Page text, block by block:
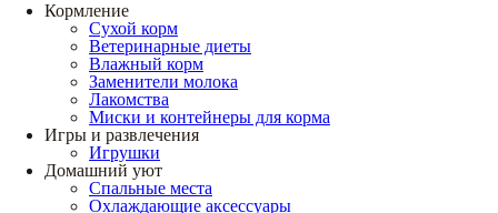
Кормление
Сухой корм
Ветеринарные диеты
Влажный корм
Заменители молока
Лакомства
Миски и контейнеры для корма
Игры и развлечения
Игрушки
Домашний уют
Спальные места
Охлаждающие аксессуары